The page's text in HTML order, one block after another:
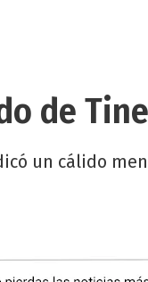
de
un cálido